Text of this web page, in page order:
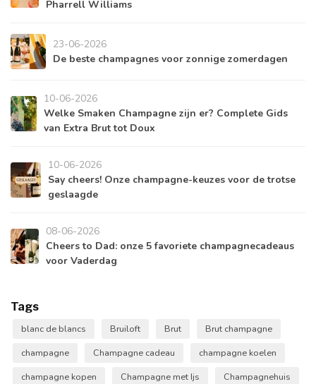
Pharrell Williams
23-06-2026
De beste champagnes voor zonnige zomerdagen
10-06-2026
Welke Smaken Champagne zijn er? Complete Gids
van Extra Brut tot Doux
10-06-2026
Say cheers! Onze champagne-keuzes voor de trotse
geslaagde
08-06-2026
Cheers to Dad: onze 5 favoriete champagnecadeaus
voor Vaderdag
Tags
blanc de blancs Bruiloft Brut
Brut champagne
champagne
Champagne cadeau
champagne koelen
champagne kopen
Champagne met Ijs
Champagnehuis